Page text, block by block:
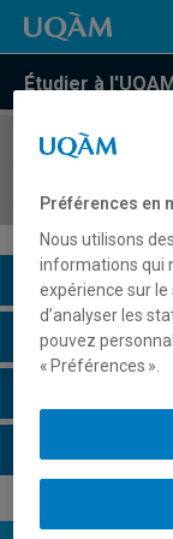
Étudier à
COURS//
Description du
Horaire - Été
Préférences en
Nous utilisons
informations qui
expérience sur
d’analyser les
pouvez
« Préférences ».